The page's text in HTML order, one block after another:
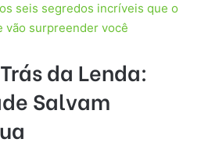
seis segredos incríveis que o
vão surpreender você
da Lenda:
Salvam